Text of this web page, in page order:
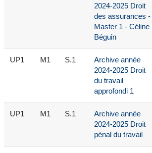
2024-2025 Droit
des assurances -
Master 1 - Céline
Béguin
UP1 M1 S.1
Archive année
2024-2025 Droit
du travail
approfondi 1
UP1 M1 S.1
Archive année
2024-2025 Droit
pénal du travail